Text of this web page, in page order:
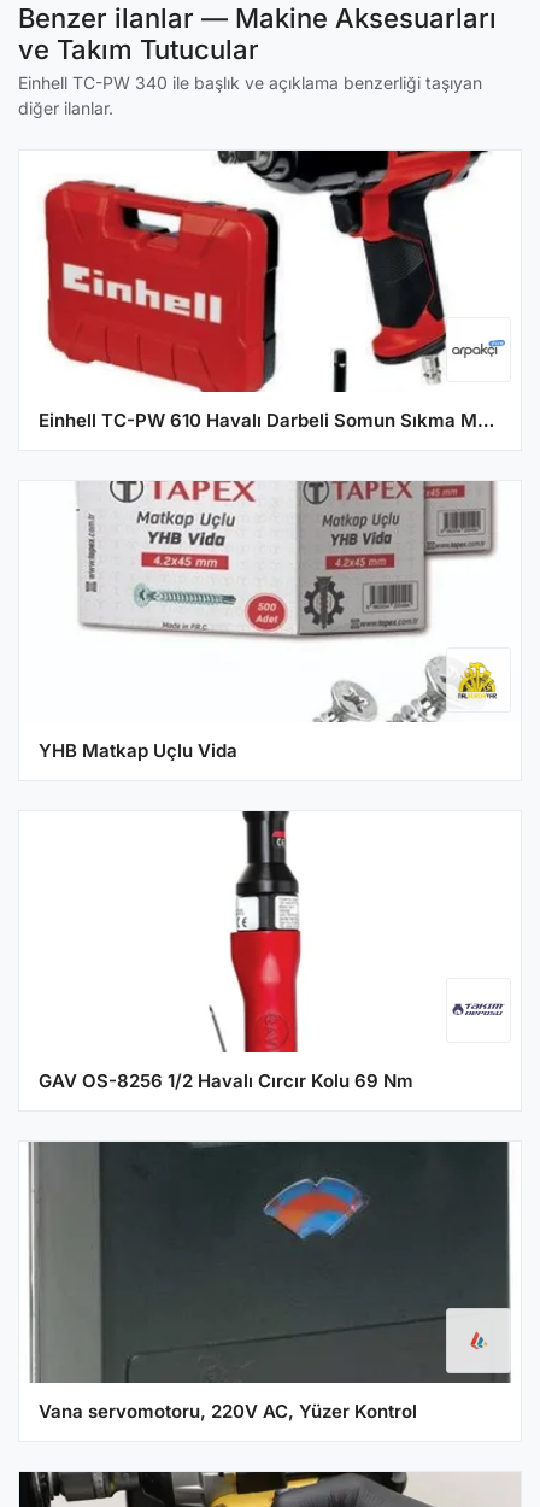
Benzer ilanlar — Makine Aksesuarları
ve Takım Tutucular
Einhell TC-PW 340 ile başlık ve açıklama benzerliği taşıyan
diğer ilanlar.
Einhell TC-PW 610 Havalı Darbeli Somun Sıkma Makinesi - 4138960
YHB Matkap Uçlu Vida
GAV OS-8256 1/2 Havalı Cırcır Kolu 69 Nm
Vana servomotoru, 220V AC, Yüzer Kontrol